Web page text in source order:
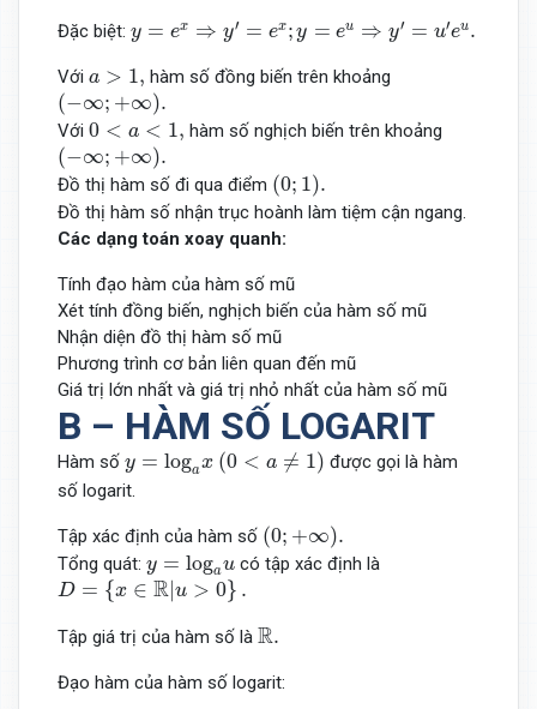
Đặc biệt: y = ex ⇒ y′ = ex; y = eu ⇒ y′ = u′eu.
⇒ = x u ′e .
Với a > 1,
a >1 hàm số đồng biến trên khoảng
(−∞; +∞).
( ∞;+ ∞).
Với 0 < a < 1,
0 <a <1 hàm số nghịch biến trên khoảng
(−∞; +∞).
( ∞;+ ∞).
Đồ thị hàm số đi qua điểm (0; 1).
(0; 1).
Đồ thị hàm số nhận trục hoành làm tiệm cận ngang.
Các dạng toán xoay quanh:
Tính đạo hàm của hàm số mũ
Xét tính đồng biến, nghịch biến của hàm số mũ
Nhận diện đồ thị hàm số mũ
Phương trình cơ bản liên quan đến mũ
Giá trị lớn nhất và giá trị nhỏ nhất của hàm số mũ
B – HÀM SỐ LOGARIT
Hàm số y = logax (0 < a ≠ 1)
y= logax (0 <a ≠1 )
được gọi là hàm
số logarit.
Tập xác định của hàm số (0; +∞).
(0 ∞ .
Tổng quát: y = logau
y= logau có tập xác định là
D = {x ∈ R| u > 0} .
D= x ∈ |u>0
Tập giá trị của hàm số là R.
R.
Đạo hàm của hàm số logarit: